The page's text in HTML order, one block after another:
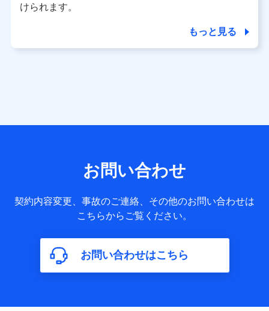
ーション利用時の行動に関する情報、購入されたサービスや
当社又は株式会社NTTドコモが提供する保険関連サービスに
送信履歴などの情報）が含まれます。
約に関する情報。例として、保険契約者及び被保険者の氏
名、住所、生年月日、性別、保険契約者と被保険者の関係、
保険加入の目的、保険商品の内容、保険料、保険料のお支払
年数などの情報、ペットの種類や年齢などの情報などが含ま
れます。
【共同して利用する者の範囲】
株式会社NTTドコモ
けられます。
もっと見る
お問い合わせ
契約内容変更、事故のご連絡、その他のお問い合わせは
こちらからご覧ください。
お問い合わせはこちら